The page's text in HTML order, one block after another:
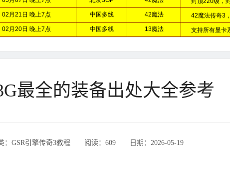
最全的装备出处大全参考
：GSR引擎传奇3教程 ‌‍阅读：609 ‌‍日期：2026-05-19